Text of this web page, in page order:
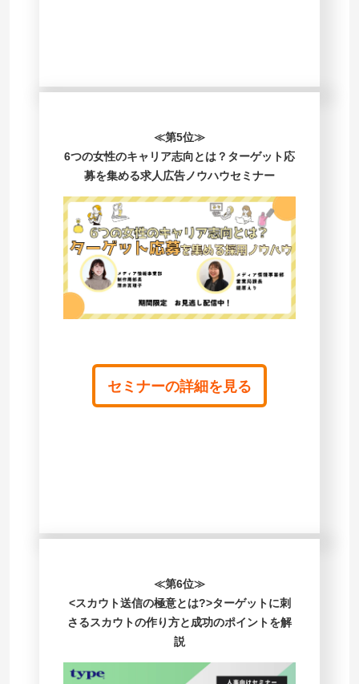
≪第5位≫
6つの女性のキャリア志向とは？ターゲット応
募を集める求人広告ノウハウセミナー
セミナーの詳細を見る
≪第6位≫
<スカウト送信の極意とは?>ターゲットに刺
さるスカウトの作り方と成功のポイントを解
説